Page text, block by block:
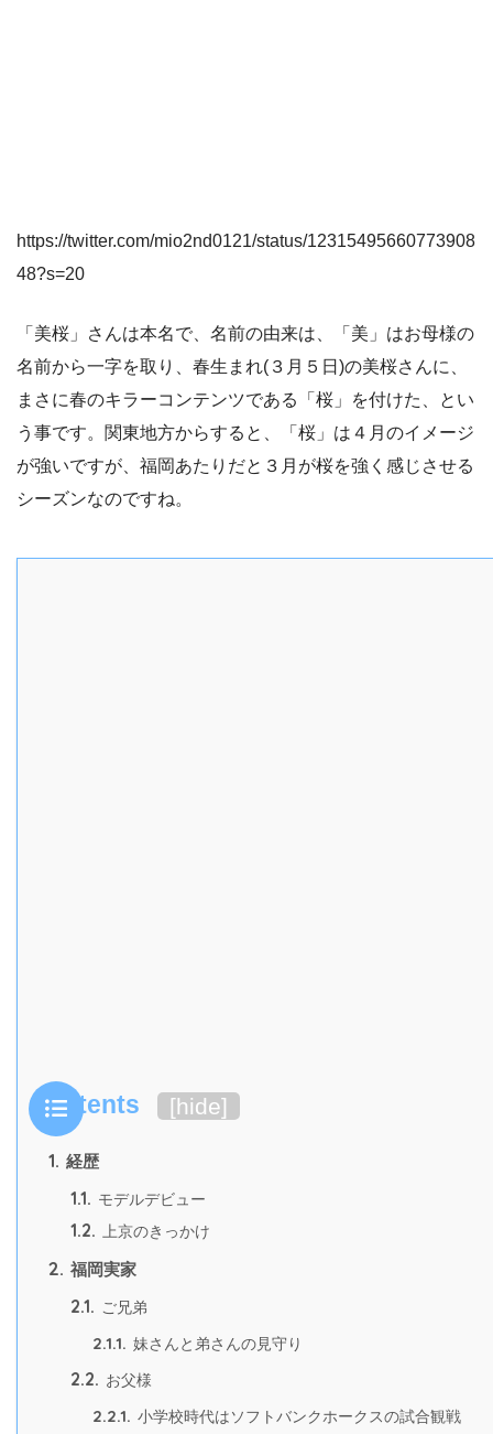
https://twitter.com/mio2nd0121/status/12315495660773908
48?s=20
「美桜」さんは本名で、名前の由来は、「美」はお母様の
名前から一字を取り、春生まれ(３月５日)の美桜さんに、
まさに春のキラーコンテンツである「桜」を付けた、とい
う事です。関東地方からすると、「桜」は４月のイメージ
が強いですが、福岡あたりだと３月が桜を強く感じさせる
シーズンなのですね。
Contents [hide]
1. 経歴
1.1. モデルデビュー
1.2. 上京のきっかけ
2. 福岡実家
2.1. ご兄弟
2.1.1. 妹さんと弟さんの見守り
2.2. お父様
2.2.1. 小学校時代はソフトバンクホークスの試合観戦